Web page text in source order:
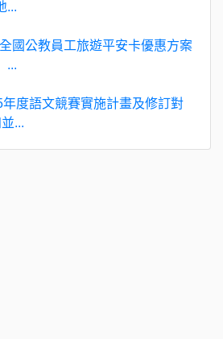
...
國公教員工旅遊平安卡優惠方案
...
度語文競賽實施計畫及修訂對
...